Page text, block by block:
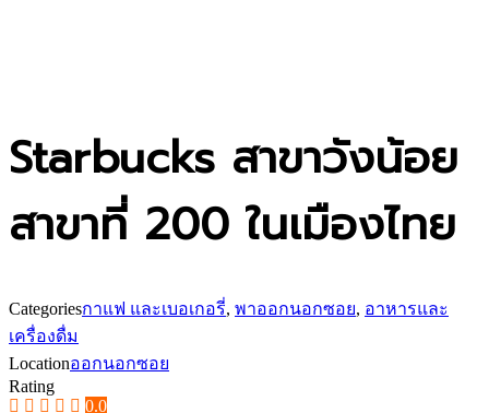
Starbucks สาขาวังน้อย
สาขาที่ 200 ในเมืองไทย
Categoriesกาแฟ และเบอเกอรี่, พาออกนอกซอย, อาหารและ
เครื่องดื่ม
Locationออกนอกซอย
Rating
0.0